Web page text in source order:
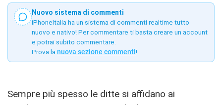
Nuovo sistema di commenti
iPhoneItalia ha un sistema di commenti realtime tutto
nuovo e nativo! Per commentare ti basta creare un account
e potrai subito commentare.
Prova la nuova sezione commenti!
Sempre più spesso le ditte si affidano ai